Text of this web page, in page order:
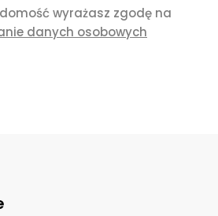
wyrażasz zgodę na
danych osobowych